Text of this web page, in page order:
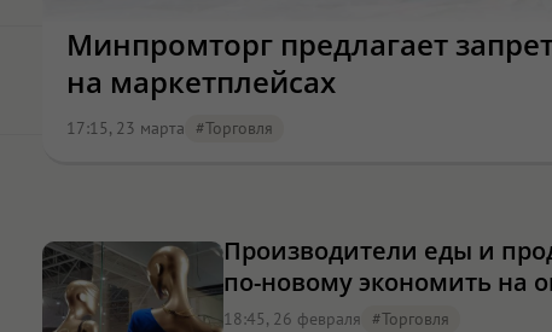
Минпромторг предлагает
на маркетплейсах
17:15, 23 марта #торговля
Производители еды и
по-новому экономить на
18:45, 26 февраля #торговля